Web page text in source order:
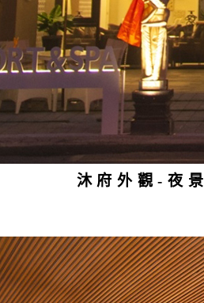
沐府外觀-夜景